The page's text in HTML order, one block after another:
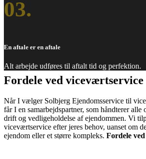
03.
En aftale er en aftale
Alt arbejde udføres til aftalt tid og perfektion.
Fordele ved viceværtservice
Når I vælger Solbjerg Ejendomsservice til
får I en samarbejdspartner, som håndterer alle
drift og vedligeholdelse af ejendommen. Vi
viceværtservice efter jeres behov, uanset om
ejendom eller et større kompleks. Fordele